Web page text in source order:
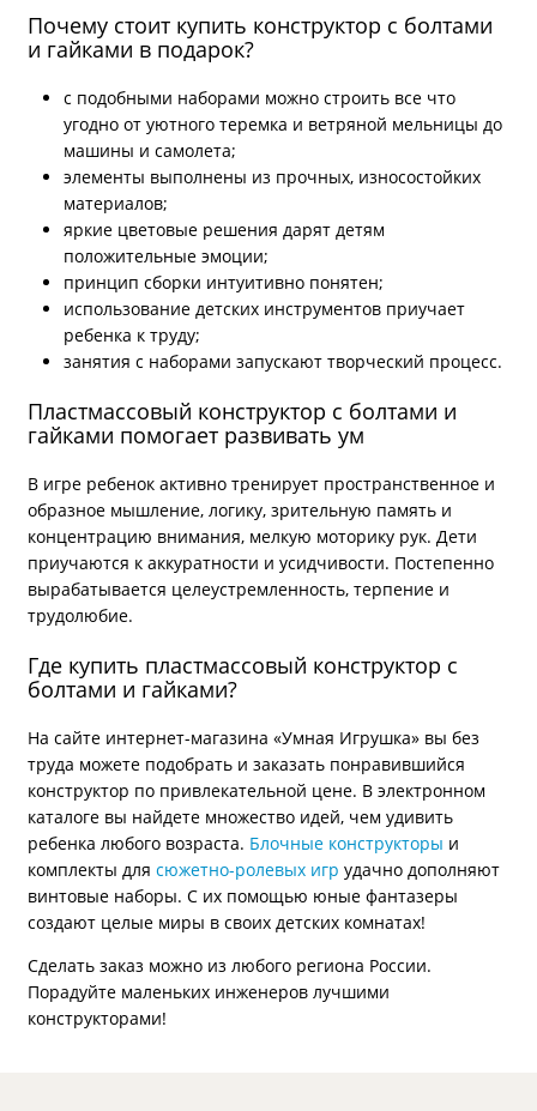
Почему стоит купить конструктор с болтами
и гайками в подарок?
с подобными наборами можно строить все что
угодно от уютного теремка и ветряной мельницы до
машины и самолета;
элементы выполнены из прочных, износостойких
материалов;
яркие цветовые решения дарят детям
положительные эмоции;
принцип сборки интуитивно понятен;
использование детских инструментов приучает
ребенка к труду;
занятия с наборами запускают творческий процесс.
Пластмассовый конструктор с болтами и
гайками помогает развивать ум
В игре ребенок активно тренирует пространственное и
образное мышление, логику, зрительную память и
концентрацию внимания, мелкую моторику рук. Дети
приучаются к аккуратности и усидчивости. Постепенно
вырабатывается целеустремленность, терпение и
трудолюбие.
Где купить пластмассовый конструктор с
болтами и гайками?
На сайте интернет-магазина «Умная Игрушка» вы без
труда можете подобрать и заказать понравившийся
конструктор по привлекательной цене. В электронном
каталоге вы найдете множество идей, чем удивить
ребенка любого возраста. Блочные конструкторы и
комплекты для сюжетно-ролевых игр удачно дополняют
винтовые наборы. С их помощью юные фантазеры
создают целые миры в своих детских комнатах!
Сделать заказ можно из любого региона России.
Порадуйте маленьких инженеров лучшими
конструкторами!